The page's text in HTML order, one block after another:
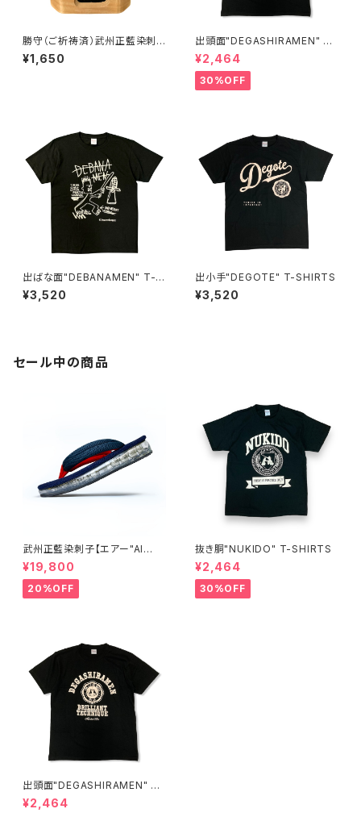
勝守（ご祈祷済）武州正藍染刺
子織り/武州カラー刺子
¥1,650
出頭面"DEGASHIRAMEN" T-
SHIRTS
¥2,464
30%OFF
出ばな面"DEBANAMEN" T-S
HIRTS
¥3,520
出小手"DEGOTE" T-SHIRTS
¥3,520
セール中の商品
武州正藍染刺子【エアー"AI
R"雪駄】楽駄-laqda-02
¥19,800
20%OFF
抜き胴"NUKIDO" T-SHIRTS
¥2,464
30%OFF
出頭面"DEGASHIRAMEN" T-
SHIRTS
¥2,464